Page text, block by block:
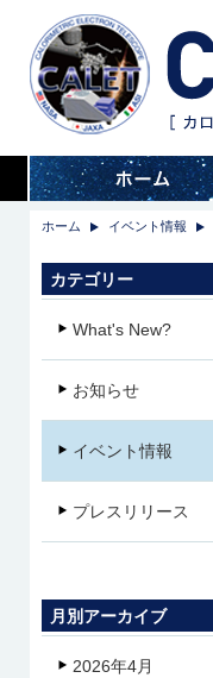
ホーム イベント情報
カテゴリー
What's New?
お知らせ
イベント情報
プレスリリース
月別アーカイブ
2026年4月